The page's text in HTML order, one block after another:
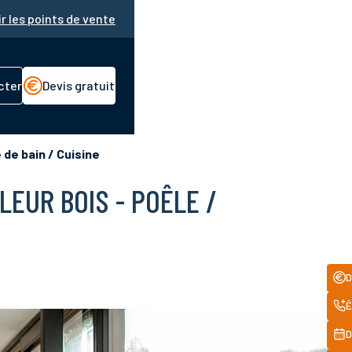
les points de vente
Devis gratuit
bain / Cuisine
BOIS - POÊLE /